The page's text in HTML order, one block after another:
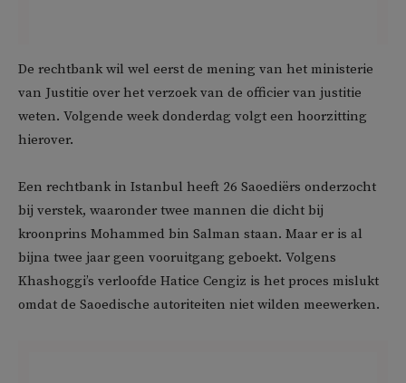
De rechtbank wil wel eerst de mening van het ministerie
van Justitie over het verzoek van de officier van justitie
weten. Volgende week donderdag volgt een hoorzitting
hierover.
Een rechtbank in Istanbul heeft 26 Saoediërs onderzocht
bij verstek, waaronder twee mannen die dicht bij
kroonprins Mohammed bin Salman staan. Maar er is al
bijna twee jaar geen vooruitgang geboekt. Volgens
Khashoggi’s verloofde Hatice Cengiz is het proces mislukt
omdat de Saoedische autoriteiten niet wilden meewerken.